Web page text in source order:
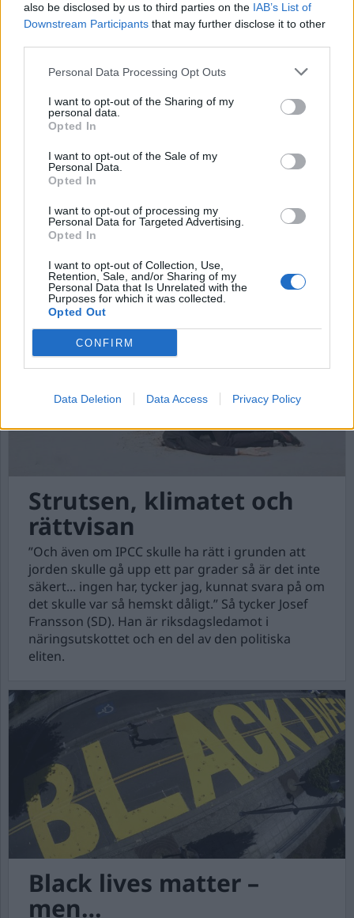
also be disclosed by us to third parties on the IAB’s List of
Downstream Participants that may further disclose it to other
Personal Data Processing Opt Outs
I want to opt-out of the Sharing of my
personal data.
Opted In
I want to opt-out of the Sale of my
Personal Data.
Opted In
I want to opt-out of processing my
Personal Data for Targeted Advertising.
Opted In
I want to opt-out of Collection, Use,
Retention, Sale, and/or Sharing of my
Personal Data that Is Unrelated with the
Purposes for which it was collected.
Opted Out
CONFIRM
Data Deletion Data Access Privacy Policy
Får man säga att
dumskallar är dumma i
huvudet?
Får man säga att de är dumma i huvudet som
även den här gången tänker rösta på Donald
Trump, trots alla uppenbara lögner från hans
sida och hur katastrofalt han har hanterat
Coronan? Eller måste man som många medier
väljer att göra, istället slira och föra fram att
den amerikanska landsbygden"?
Strutsen, klimatet och
rättvisan
”Och även om IPCC skulle ha rätt i grunden att
jorden skulle gå upp ett par grader så är det inte
säkert... ingen har, tycker jag, kunnat svara på om
det skulle var så hemskt dåligt.” Så tycker Josef
Fransson (SD). Han är riksdagsledamot i
näringsutskottet och en del av den politiska
eliten.
Black lives matter –
men…